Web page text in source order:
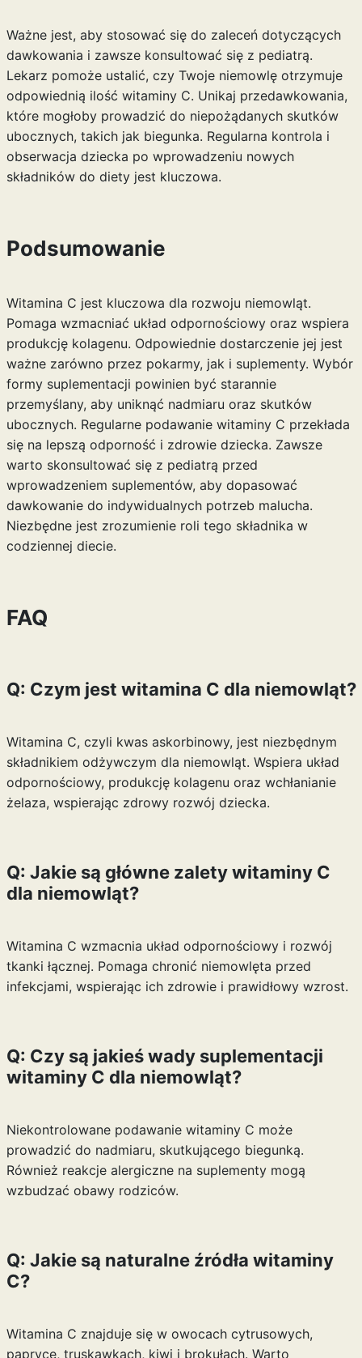
Ważne jest, aby stosować się do zaleceń dotyczących
dawkowania i zawsze konsultować się z pediatrą.
Lekarz pomoże ustalić, czy Twoje niemowlę otrzymuje
odpowiednią ilość witaminy C. Unikaj przedawkowania,
które mogłoby prowadzić do niepożądanych skutków
ubocznych, takich jak biegunka. Regularna kontrola i
obserwacja dziecka po wprowadzeniu nowych
składników do diety jest kluczowa.
Podsumowanie
Witamina C jest kluczowa dla rozwoju niemowląt.
Pomaga wzmacniać układ odpornościowy oraz wspiera
produkcję kolagenu. Odpowiednie dostarczenie jej jest
ważne zarówno przez pokarmy, jak i suplementy. Wybór
formy suplementacji powinien być starannie
przemyślany, aby uniknąć nadmiaru oraz skutków
ubocznych. Regularne podawanie witaminy C przekłada
się na lepszą odporność i zdrowie dziecka. Zawsze
warto skonsultować się z pediatrą przed
wprowadzeniem suplementów, aby dopasować
dawkowanie do indywidualnych potrzeb malucha.
Niezbędne jest zrozumienie roli tego składnika w
codziennej diecie.
FAQ
Q: Czym jest witamina C dla niemowląt?
Witamina C, czyli kwas askorbinowy, jest niezbędnym
składnikiem odżywczym dla niemowląt. Wspiera układ
odpornościowy, produkcję kolagenu oraz wchłanianie
żelaza, wspierając zdrowy rozwój dziecka.
Q: Jakie są główne zalety witaminy C
dla niemowląt?
Witamina C wzmacnia układ odpornościowy i rozwój
tkanki łącznej. Pomaga chronić niemowlęta przed
infekcjami, wspierając ich zdrowie i prawidłowy wzrost.
Q: Czy są jakieś wady suplementacji
witaminy C dla niemowląt?
Niekontrolowane podawanie witaminy C może
prowadzić do nadmiaru, skutkującego biegunką.
Również reakcje alergiczne na suplementy mogą
wzbudzać obawy rodziców.
Q: Jakie są naturalne źródła witaminy
C?
Witamina C znajduje się w owocach cytrusowych,
papryce, truskawkach, kiwi i brokułach. Warto